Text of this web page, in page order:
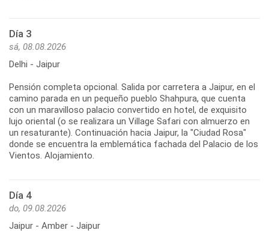
Día 3
sá, 08.08.2026
Delhi - Jaipur
Pensión completa opcional. Salida por carretera a Jaipur, en el
camino parada en un pequeño pueblo Shahpura, que cuenta
con un maravilloso palacio convertido en hotel, de exquisito
lujo oriental (o se realizara un Village Safari con almuerzo en
un resaturante). Continuación hacia Jaipur, la "Ciudad Rosa"
donde se encuentra la emblemática fachada del Palacio de los
Vientos. Alojamiento.
Día 4
do, 09.08.2026
Jaipur - Amber - Jaipur